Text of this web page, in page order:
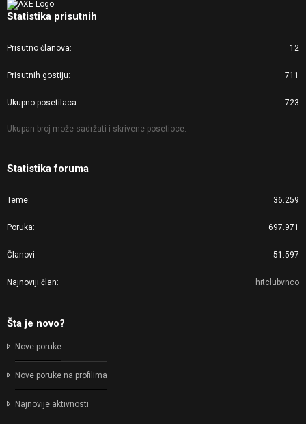
Statistika prisutnih
Prisutno članova 12
Prisutnih gostiju 711
Ukupno posetilaca 723
Ukupan broj može sadržati i skrivene posetioce.
Statistika foruma
Teme 36.259
Poruka 697.971
Članovi 51.597
Najnoviji član hitclubvnco
Šta je novo?
Nove poruke
Nove poruke na profilima
Najnovije aktivnosti